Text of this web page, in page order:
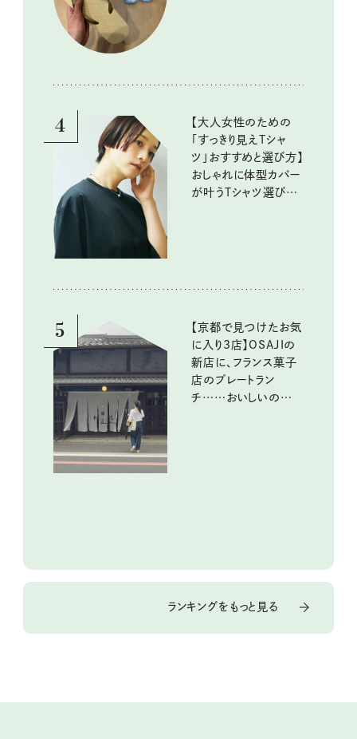
4
【大人女性のための
「すっきり見えTシャ
ツ」おすすめと選び方】
おしゃれに体型カバー
が叶うTシャツ選びの
5
【京都で見つけたお気
に入り3店】OSAJIの
新店に、フランス菓子
店のプレートラン
チ……おいしいのんび
ランキングをもっと見る